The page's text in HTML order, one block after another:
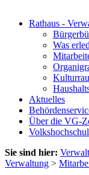
Rathaus -
Was
Aktuelles
Über die VG-
Sie sind hier:
Verwaltung >